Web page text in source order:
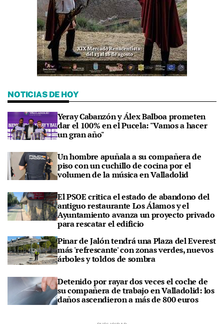
NOTICIAS DE HOY
Yeray Cabanzón y Álex Balboa prometen
dar el 100% en el Pucela: "Vamos a hacer
un gran año"
Un hombre apuñala a su compañera de
piso con un cuchillo de cocina por el
volumen de la música en Valladolid
El PSOE critica el estado de abandono del
antiguo restaurante Los Álamos y el
Ayuntamiento avanza un proyecto privado
para rescatar el edificio
Pinar de Jalón tendrá una Plaza del Everest
más 'refrescante' con zonas verdes, nuevos
árboles y toldos de sombra
Detenido por rayar dos veces el coche de
su compañera de trabajo en Valladolid: los
daños ascendieron a más de 800 euros